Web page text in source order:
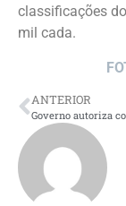
classificações
mil cada.
ANTERIOR